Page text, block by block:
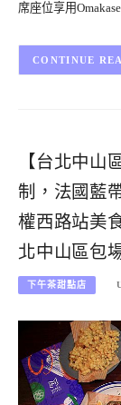
席座位享用
CONTINUE
【台北中山
制，法國藍
權西路站美
北中山區包
下午茶甜點店